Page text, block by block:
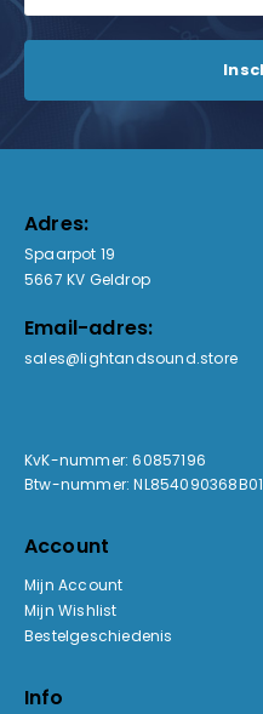
Adres:
Spaarpot 19
5667 KV Geldrop
Email-adres:
sales@lightandsound.store
KvK-nummer: 60857196
Btw-nummer: NL854090368B01
Account
Mijn Account
Mijn Wishlist
Bestelgeschiedenis
Info